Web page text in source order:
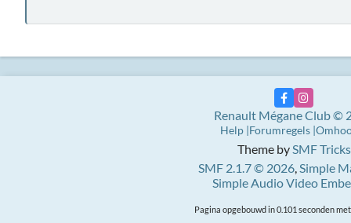
Theme bySMF Tricks
SMF 2.1.7 © 2026,Simple
Simple Audio Video
Renault Mégane Club ©
Help Forumregels
Pagina opgebouwd in 0.101 seconden